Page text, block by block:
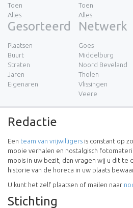
Toen
Alles
Toen
Alles
Gesorteerd
Plaatsen
Buurt
Straten
Jaren
Eigenaren
Netwerk
Goes
Middelburg
Noord Beveland
Tholen
Vlissingen
Veere
Redactie
Een team van vrijwilligers is constant op
mooie verhalen en nostalgisch
moois in uw bezit, dan vragen wij u dit te
historie van de horeca in uw plaats
U kunt het zelf plaatsen of mailen naar
Stichting